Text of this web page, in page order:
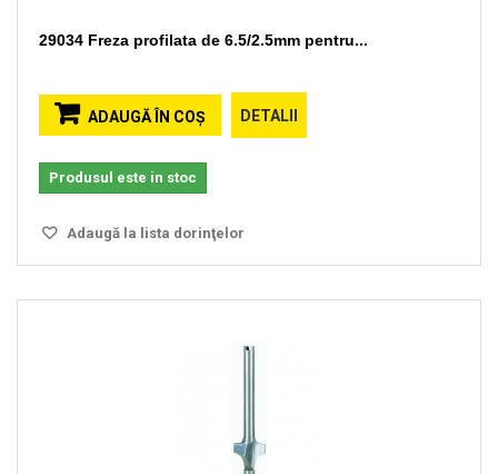
29034 Freza profilata de 6.5/2.5mm pentru...
ADAUGĂ ÎN COŞ DETALII
Produsul este in stoc
Adaugă la lista dorinţelor